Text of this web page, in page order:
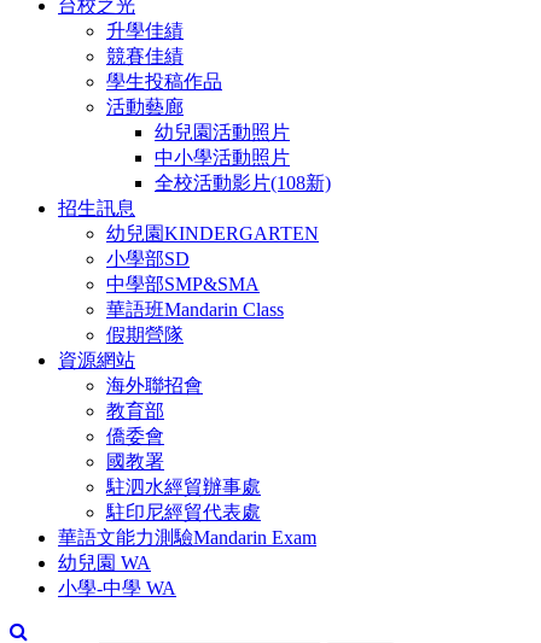
台校之光
升學佳績
競賽佳績
學生投稿作品
活動藝廊
幼兒園活動照片
中小學活動照片
全校活動影片(108新)
招生訊息
幼兒園KINDERGARTEN
小學部SD
中學部SMP&SMA
華語班Mandarin Class
假期營隊
資源網站
海外聯招會
教育部
僑委會
國教署
駐泗水經貿辦事處
駐印尼經貿代表處
華語文能力測驗Mandarin Exam
幼兒園 WA
小學-中學 WA